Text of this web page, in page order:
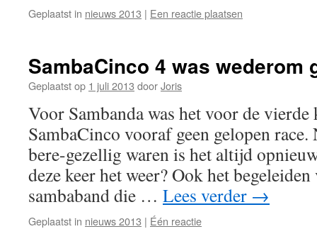
Geplaatst in nieuws 2013 | Een reactie plaatsen
SambaCinco 4 was wederom
Geplaatst op 1 juli 2013 doorJoris
Voor Sambanda was het voor de vierde
SambaCinco vooraf geen gelopen
bere-gezellig waren is het altijd
deze keer het weer? Ook het
sambaband die … Lees verder →
Geplaatst in nieuws 2013 | Één reactie